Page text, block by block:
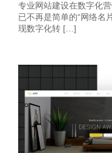
专业网站建设在数字化
已不再是简单的“网络名
现数字化转 […]